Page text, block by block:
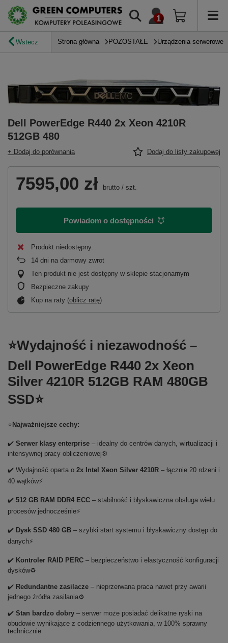
Wstecz Strona główna POZOSTAŁE Urządzenia serwerowe
Dell PowerEdge R440 2x Xeon 4210R
512GB 480
+ Dodaj do porównania Dodaj do listy zakupowej
7595,00 zł brutto / szt.
Powiadom o dostępności
Produkt niedostępny
14 dni na darmowy zwrot
Ten produkt nie jest dostępny w sklepie stacjonarnym
Bezpieczne zakupy
Kup na raty (oblicz ratę)
⭐Wydajność i niezawodność –
Dell PowerEdge R440 2x Xeon
Silver 4210R 512GB RAM 480GB
SSD⭐
⭐ Najważniejsze cechy:
✔️ Serwer klasy enterprise – idealny do centrów danych, wirtualizacji i
intensywnej pracy obliczeniowej⚙️
✔️ Wydajność oparta o 2x Intel Xeon Silver 4210R – łącznie 20 rdzeni i
40 wątków⚡
✔️ 512 GB RAM DDR4 ECC – stabilność i błyskawiczna obsługa wielu
procesów jednocześnie⚡
✔️ Dysk SSD 480 GB – szybki start systemu i błyskawiczny dostęp do
danych⚡
✔️ Kontroler RAID PERC – bezpieczeństwo i elastyczność konfiguracji
dysków♻️
✔️ Redundantne zasilacze – nieprzerwana praca nawet przy awarii
jednego źródła zasilania⚙️
✔️ Stan bardzo dobry – serwer może posiadać delikatne ryski na
obudowie wynikające z codziennego użytkowania, w 100% sprawny
technicznie